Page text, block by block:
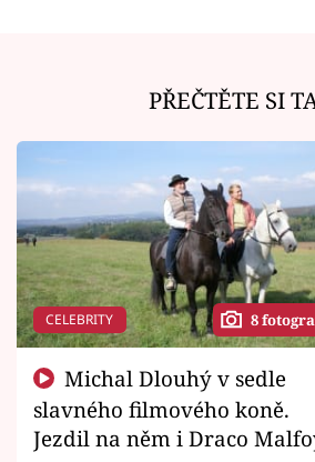
Sledujte nás
PŘEČTĚTE SI
CELEBRITY 8
slavného filmového koně.
Jezdil na něm i Draco